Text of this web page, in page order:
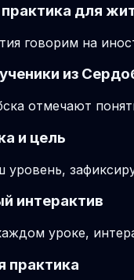
практика для
говорим на
из
отмечают
и цель
интерактив
уроке,
практика